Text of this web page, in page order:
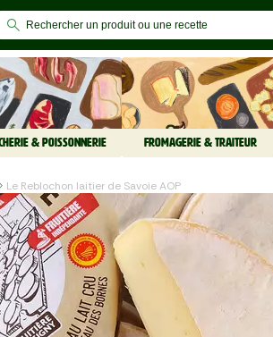
& POISSONNERIE FROMAGERIE & TRAITEUR
Le Reblochon laitier de Savoie AOP